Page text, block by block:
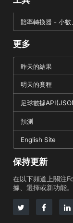
賠率轉換器 - 小數
更多
昨天的結果
明天的賽程
足球數據
預測
English Site
保持更新
在以下頻道上關注
據、選擇或新功能。